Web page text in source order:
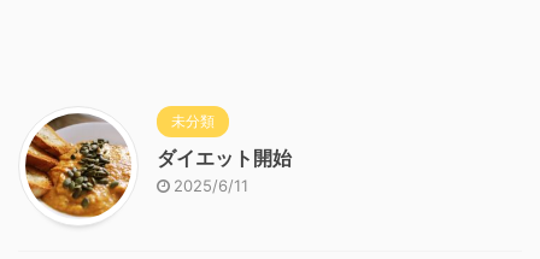
未分類
ダイエット開始
2025/6/11